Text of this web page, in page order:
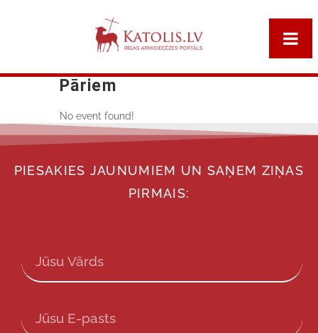
Pāriem
No event found!
PIESAKIES JAUNUMIEM UN SAŅEM ZIŅAS
PIRMAIS: